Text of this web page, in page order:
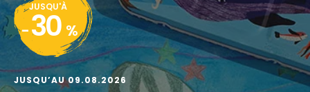
JUSQU'À
- 30 %
JUSQU’AU 09.08.2026